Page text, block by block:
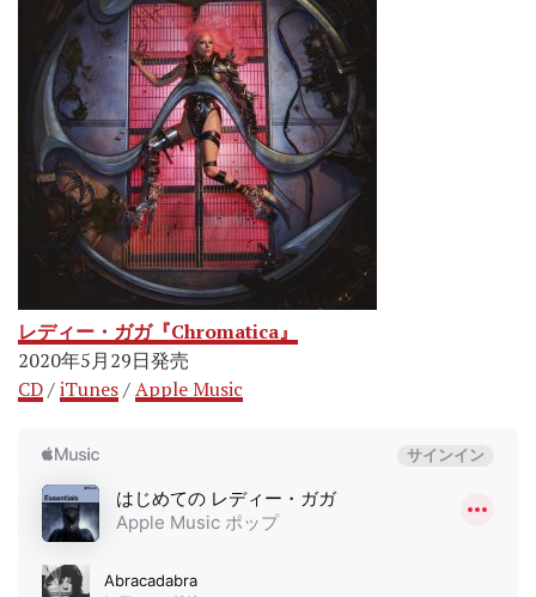
レディー・ガガ『Chromatica』
2020年5月29日発売
CD/iTunes/Apple Music